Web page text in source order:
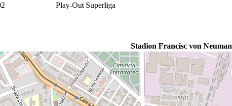
Play-Out Superliga
Stadion Francisc von Neuman